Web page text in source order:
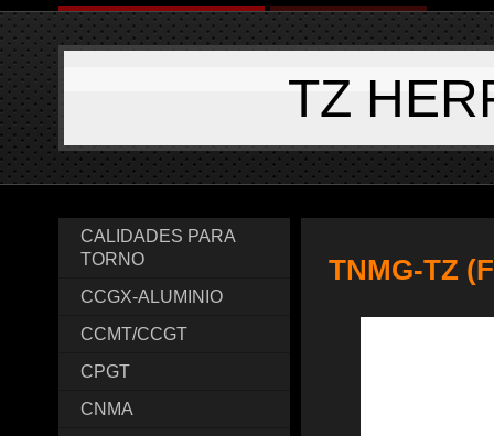
TZ
CALIDADES PARA
TORNO
CCGX-ALUMINIO
CCMT/CCGT
CPGT
CNMA
TNMG-TZ